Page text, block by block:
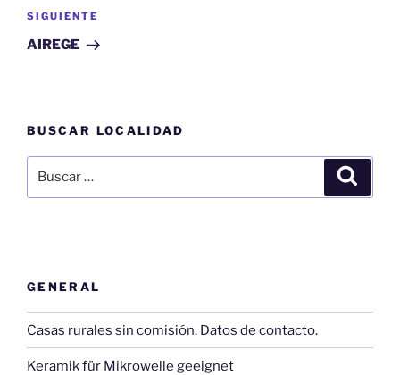
Siguiente
entrada
SIGUIENTE
AIREGE
BUSCAR LOCALIDAD
por:
GENERAL
Casas rurales sin comisión. Datos de contacto.
Keramik für Mikrowelle geeignet